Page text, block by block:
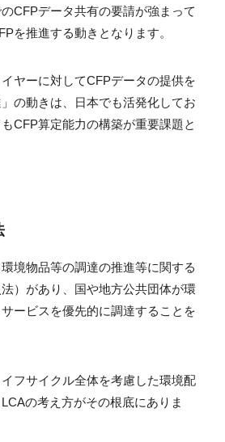
CFPデータ共有の要請が強まって
を推進する動きとなります。
ヤーに対してCFPデータの提供を
の動きは、日本でも活発化してお
CFP算定能力の構築が重要課題と
境物品等の調達の推進等に関する
）があり、国や地方公共団体が環
ービスを優先的に調達することを
フサイクル全体を考慮した環境配
の考え方がその根底にありま